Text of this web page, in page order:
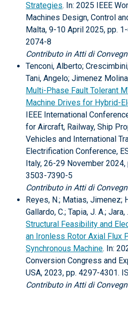
Strategies. In: 2025 IEEE
Machines Design, Control
Malta, 9-10 April 2025, pp.
2074-8
Contributo in Atti di
Tenconi, Alberto;
Tani, Angelo; Jimenez
Multi-Phase Fault Tolerant
Machine Drives for Hybrid-
IEEE International
for Aircraft, Railway, Ship
Vehicles and International
Electrification Conference,
Italy, 26-29 November
3503-7390-5
Contributo in Atti di
Reyes, N.; Matias, Jimenez;
Gallardo, C.; Tapia, J. A.; Jara,
Structural Feasibility and
an Ironless Rotor Axial Flux
Synchronous Machine. In:
Conversion Congress and
USA, 2023, pp. 4297-4301.
Contributo in Atti di